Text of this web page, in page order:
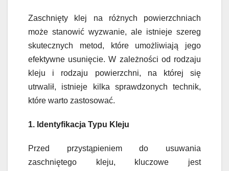
Zaschnięty klej na różnych powierzchniach
może stanowić wyzwanie, ale istnieje szereg
skutecznych metod, które umożliwiają jego
efektywne usunięcie. W zależności od rodzaju
kleju i rodzaju powierzchni, na której się
utrwalił, istnieje kilka sprawdzonych technik,
które warto zastosować.
1. Identyfikacja Typu Kleju
Przed przystąpieniem do usuwania
zaschniętego kleju, kluczowe jest